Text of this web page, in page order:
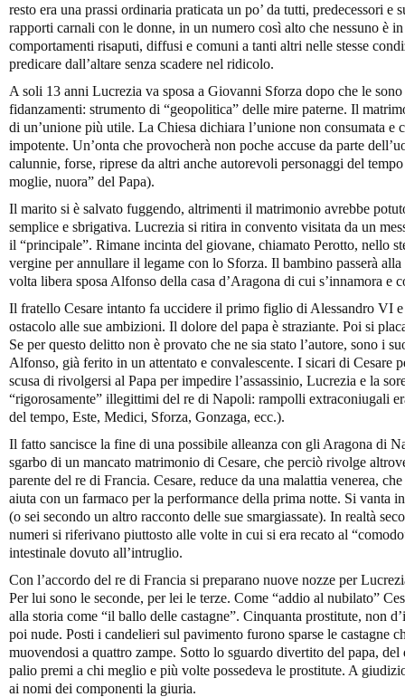
resto era una prassi ordinaria praticata un po’ da tutti, predecessori e
rapporti carnali con le donne, in un numero così alto che nessuno è
comportamenti risaputi, diffusi e comuni a tanti altri nelle stesse
predicare dall’altare senza scadere nel ridicolo.
A soli 13 anni Lucrezia va sposa a Giovanni Sforza dopo che le
fidanzamenti: strumento di “geopolitica” delle mire paterne. Il
di un’unione più utile. La Chiesa dichiara l’unione non consumata e
impotente. Un’onta che provocherà non poche accuse da parte
calunnie, forse, riprese da altri anche autorevoli personaggi del
moglie, nuora” del Papa).
Il marito si è salvato fuggendo, altrimenti il matrimonio avrebbe
semplice e sbrigativa. Lucrezia si ritira in convento visitata da un
il “principale”. Rimane incinta del giovane, chiamato Perotto, nello
vergine per annullare il legame con lo Sforza. Il bambino passerà
volta libera sposa Alfonso della casa d’Aragona di cui s’innamora e
Il fratello Cesare intanto fa uccidere il primo figlio di Alessandro VI
ostacolo alle sue ambizioni. Il dolore del papa è straziante. Poi si
Se per questo delitto non è provato che ne sia stato l’autore, sono i
Alfonso, già ferito in un attentato e convalescente. I sicari di Cesare
scusa di rivolgersi al Papa per impedire l’assassinio, Lucrezia e la
“rigorosamente” illegittimi del re di Napoli: rampolli extraconiugali
del tempo, Este, Medici, Sforza, Gonzaga, ecc.).
Il fatto sancisce la fine di una possibile alleanza con gli Aragona di
sgarbo di un mancato matrimonio di Cesare, che perciò rivolge
parente del re di Francia. Cesare, reduce da una malattia venerea,
aiuta con un farmaco per la performance della prima notte. Si vanta
(o sei secondo un altro racconto delle sue smargiassate). In realtà
numeri si riferivano piuttosto alle volte in cui si era recato al
intestinale dovuto all’intruglio.
Con l’accordo del re di Francia si preparano nuove nozze per
Per lui sono le seconde, per lei le terze. Come “addio al nubilato”
alla storia come “il ballo delle castagne”. Cinquanta prostitute, non
poi nude. Posti i candelieri sul pavimento furono sparse le castagne
muovendosi a quattro zampe. Sotto lo sguardo divertito del papa,
palio premi a chi meglio e più volte possedeva le prostitute. A
ai nomi dei componenti la giuria.